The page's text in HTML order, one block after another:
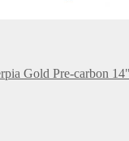
Gold Pre-carbon